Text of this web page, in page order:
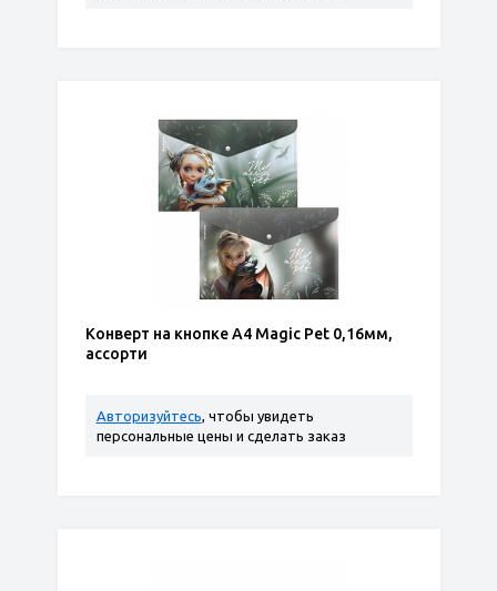
Конверт на кнопке А4 Magic Pet 0,16мм,
ассорти
Авторизуйтесь, чтобы увидеть
персональные цены и сделать заказ